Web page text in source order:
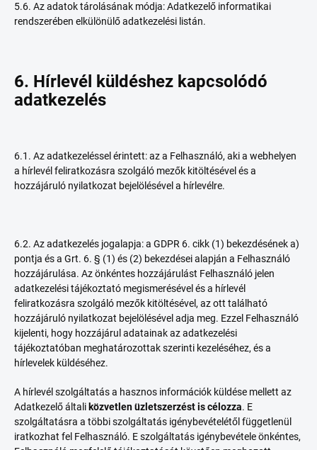
5.6. Az adatok tárolásának módja: Adatkezelő informatikai
rendszerében elkülönülő adatkezelési listán.
6. Hírlevél küldéshez kapcsolódó
adatkezelés
6.1. Az adatkezeléssel érintett: az a Felhasználó, aki a webhelyen
a hírlevél feliratkozásra szolgáló mezők kitöltésével és a
hozzájáruló nyilatkozat bejelölésével a hírlevélre.
6.2. Az adatkezelés jogalapja: a GDPR 6. cikk (1) bekezdésének a)
pontja és a Grt. 6. § (1) és (2) bekezdései alapján a Felhasználó
hozzájárulása. Az önkéntes hozzájárulást Felhasználó jelen
adatkezelési tájékoztató megismerésével és a hírlevél
feliratkozásra szolgáló mezők kitöltésével, az ott található
hozzájáruló nyilatkozat bejelölésével adja meg. Ezzel Felhasználó
kijelenti, hogy hozzájárul adatainak az adatkezelési
tájékoztatóban meghatározottak szerinti kezeléséhez, és a
hírlevelek küldéséhez.
A hírlevél szolgáltatás a hasznos információk küldése mellett az
Adatkezelő általi közvetlen üzletszerzést is célozza. E
szolgáltatásra a többi szolgáltatás igénybevételétől függetlenül
iratkozhat fel Felhasználó. E szolgáltatás igénybevétele önkéntes,